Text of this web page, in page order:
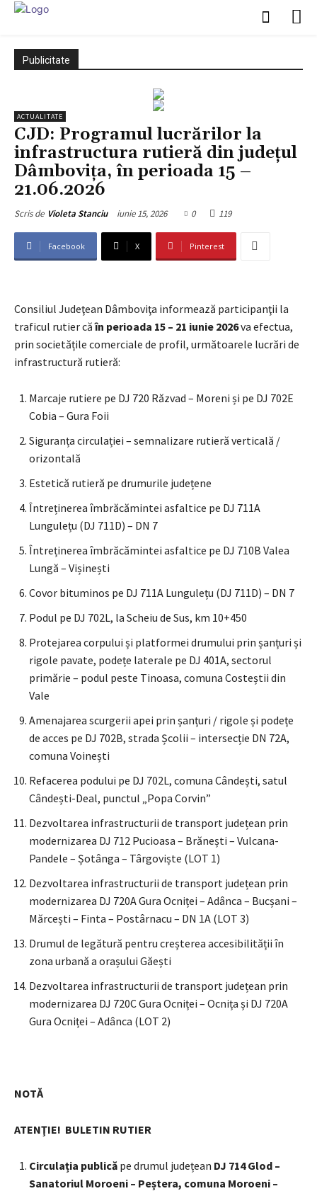
Publicitate
ACTUALITATE
CJD: Programul lucrărilor la
infrastructura rutieră din județul
Dâmbovița, în perioada 15 –
21.06.2026
Scris de Violeta Stanciu iunie 15, 2026 0 119
Facebook X Pinterest
Consiliul Judeţean Dâmboviţa informează participanţii la
traficul rutier căîn perioada 15 – 21 iunie 2026va efectua,
prin societățile comerciale de profil, următoarele lucrări de
infrastructură rutieră:
Marcaje rutiere pe DJ 720 Răzvad – Moreni și pe DJ 702E
Cobia – Gura Foii
Siguranța circulației – semnalizare rutieră verticală /
orizontală
Estetică rutieră pe drumurile județene
Întreținerea îmbrăcămintei asfaltice pe DJ 711A
Lungulețu (DJ 711D) – DN 7
Întreținerea îmbrăcămintei asfaltice pe DJ 710B Valea
Lungă – Vișinești
Covor bituminos pe DJ 711A Lungulețu (DJ 711D) – DN 7
Podul pe DJ 702L, la Scheiu de Sus, km 10+450
Protejarea corpului și platformei drumului prin șanțuri și
rigole pavate, podețe laterale pe DJ 401A, sectorul
primărie – podul peste Tinoasa, comuna Costeștii din
Vale
Amenajarea scurgerii apei prin șanțuri / rigole și podețe
de acces pe DJ 702B, strada Școlii – intersecție DN 72A,
comuna Voinești
Refacerea podului pe DJ 702L, comuna Cândești, satul
Cândești-Deal, punctul „Popa Corvin”
Dezvoltarea infrastructurii de transport județean prin
modernizarea DJ 712 Pucioasa – Brănești – Vulcana-
Pandele – Șotânga – Târgoviște (LOT 1)
Dezvoltarea infrastructurii de transport județean prin
modernizarea DJ 720A Gura Ocniței – Adânca – Bucșani –
Mărcești – Finta – Postârnacu – DN 1A (LOT 3)
Drumul de legătură pentru creșterea accesibilității în
zona urbană a orașului Găești
Dezvoltarea infrastructurii de transport județean prin
modernizarea DJ 720C Gura Ocniței – Ocnița și DJ 720A
Gura Ocniței – Adânca (LOT 2)
NOTĂ
ATENŢIE! BULETIN RUTIER
Circulația publică pe drumul județean DJ 714 Glod –
Sanatoriul Moroeni – Peștera, comuna Moroeni –